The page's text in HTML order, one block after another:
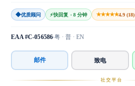
◆优质顾问 ⚡快回复 · 8 分钟 ★★★★★4.9 (18)
EAA #C-056586 粤 · 普 · EN
邮件 致电
社交平台